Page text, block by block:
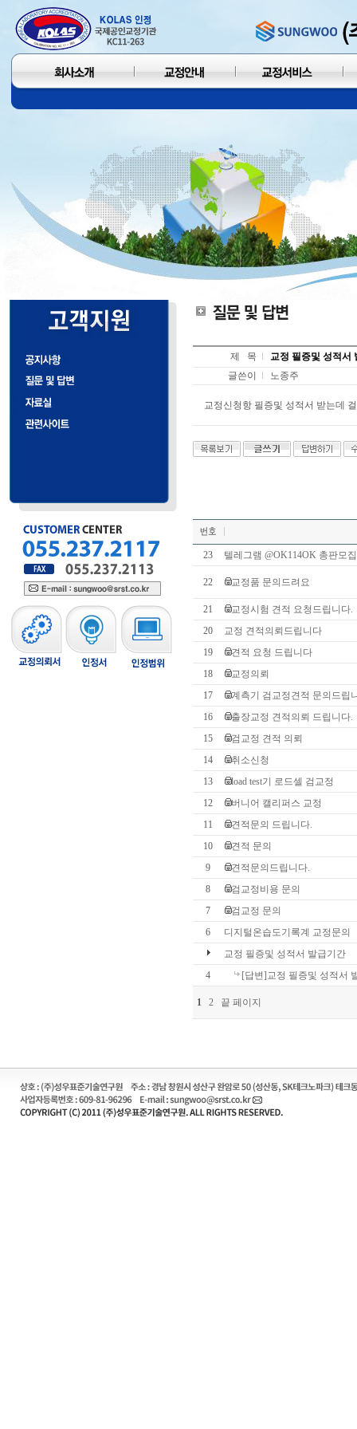
제 목
교정 필증및 성적서
글쓴이
노종주
교정신청항 필증및 성적서 받는데
23 텔레그램 @OK114OK 총판모
22 교정품 문의드려요
21
교정시험 견적 요청드립니다.
20
교정 견적의뢰드립니다
19
견적 요청 드립니다
18
교정의뢰
17
계측기 검교정견적 문의드립
16
출장교정 견적의뢰 드립니다.
15
검교정 견적 의뢰
14
취소신청
13
load test기 로드셀 검교정
12
버니어 캘리퍼스 교정
11
견적문의 드립니다.
10
견적 문의
9
견적문의드립니다.
8
검교정비용 문의
7
검교정 문의
6
디지털온습도기록계 교정문의
교정 필증및 성적서 발급기간
4
[답변]교정 필증및 성적서
1 2 끝 페이지